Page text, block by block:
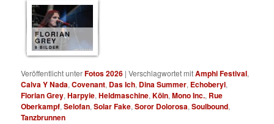
FLORIAN
GREY
8 BILDER
Veröffentlicht unterFotos 2026 |Verschlagwortet mitAmphi Festival,
Calva Y Nada,Covenant, Das Ich, Dina Summer, Echoberyl,
Florian Grey,Harpyie,Heldmaschine,Köln,Mono Inc., Rue
Oberkampf,Selofan,Solar Fake,Soror Dolorosa,Soulbound,
Tanzbrunnen